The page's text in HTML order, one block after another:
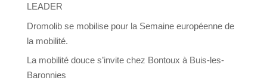
LEADER
Dromolib se mobilise pour la Semaine européenne de
la mobilité.
La mobilité douce s’invite chez Bontoux à Buis-les-
Baronnies